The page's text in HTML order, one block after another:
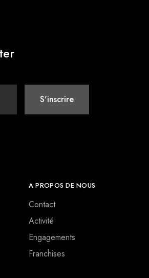
A PROPOS DE NOUS
Contact
Activité
Engagements
Franchises